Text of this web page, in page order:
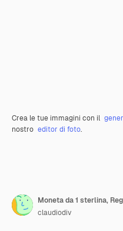
Crea le tue immagini con il
nostro editor di foto.
Moneta da 1 sterlina,
claudiodiv